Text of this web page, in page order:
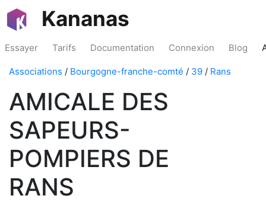
Kananas
Essayer Tarifs Documentation Connexion Blog
Associations / Bourgogne-franche-comté / 39 / Rans
AMICALE DES
SAPEURS-
POMPIERS DE
RANS